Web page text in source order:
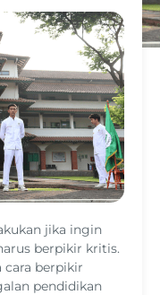
jika ingin
berpikir kritis.
cara berpikir
pendidikan